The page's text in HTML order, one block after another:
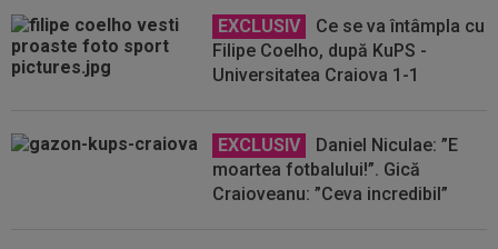
EXCLUSIV
Ce se va întâmpla cu
Filipe Coelho, după KuPS -
Universitatea Craiova 1-1
EXCLUSIV
Daniel Niculae: ”E
moartea fotbalului!”. Gică
Craioveanu: ”Ceva incredibil”